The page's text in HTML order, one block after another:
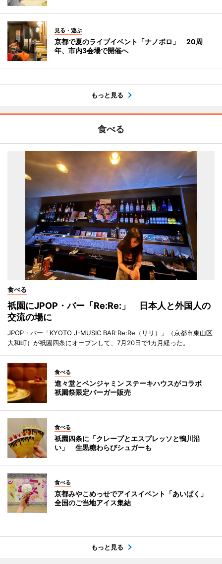
見る・遊ぶ
京都で夏のライブイベント「ナノボロ」 20周
年、市内3会場で開催へ
もっと見る
食べる
食べる
祇園にJPOP・バー「Re:Re:」 日本人と外国人の
交流の場に
JPOP・バー「KYOTO J-MUSIC BAR Re:Re（リリ）」（京都市東山区
大和町）が祇園四条にオープンして、7月20日で1カ月経った。
食べる
進々堂とベンジャミン ステーキハウスがコラボ
祇園祭限定バーガー販売
食べる
祇園四条に「クレープとエスプレッソと鴨川沿
い」 生黒糖わらびシュガーも
食べる
京都みやこめっせでアイスイベント「あいぱく」
全国のご当地アイス集結
もっと見る